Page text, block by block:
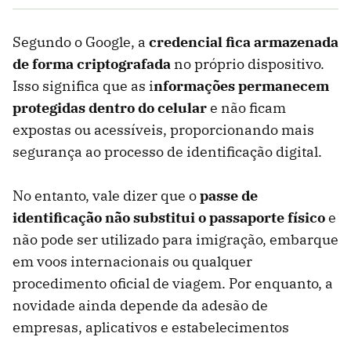
Segundo o Google, a credencial fica armazenada
de forma criptografada no próprio dispositivo.
Isso significa que as informações permanecem
protegidas dentro do celulare não ficam
expostas ou acessíveis, proporcionando mais
segurança ao processo de identificação digital.
No entanto, vale dizer que opasse de
identificação não substitui o passaporte físicoe
não pode ser utilizado para imigração, embarque
em voos internacionais ou qualquer
procedimento oficial de viagem. Por enquanto, a
novidade ainda depende da adesão de
empresas, aplicativos e estabelecimentos